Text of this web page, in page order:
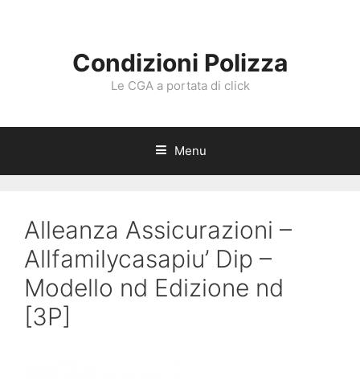
Condizioni Polizza
Le CGA a portata di click
Menu
Alleanza Assicurazioni –
Allfamilycasapiu’ Dip –
Modello nd Edizione nd
[3P]